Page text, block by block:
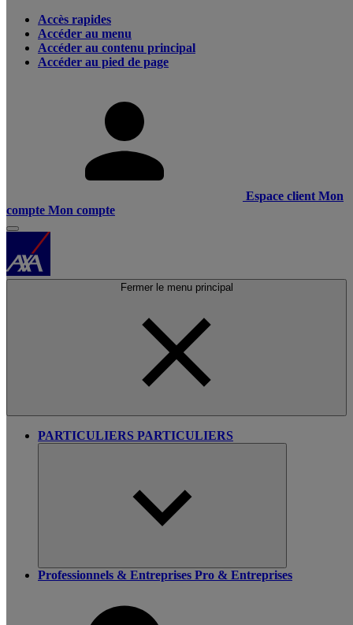
Accès rapides
Accéder au menu
Accéder au contenu principal
Accéder au pied de page
Espace client Mon
compte Mon compte
Fermer le menu principal
PARTICULIERS PARTICULIERS
Professionnels & Entreprises Pro & Entreprises